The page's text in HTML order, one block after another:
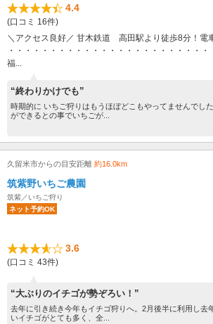
4.4
(口コミ 16件)
＼アクセス良好／ 甘木鉄道 高田駅より徒歩8分！電
・・・・・・・・・・・・・・・・・・・・・・・
福...
“終わりかけでも”
時期的に いちご狩りはもうほぼどこもやってませんでし
ができるとの事でいちごが...
久留米市からの目安距離 約16.0km
筑紫野いちご農園
筑紫／いちご狩り
ネット予約OK
3.6
(口コミ 43件)
“大ぶりのイチゴが勢ぞろい！”
去年に引き続き今年もイチゴ狩りへ。2月後半に利用し去
いイチゴがとても多く、全...